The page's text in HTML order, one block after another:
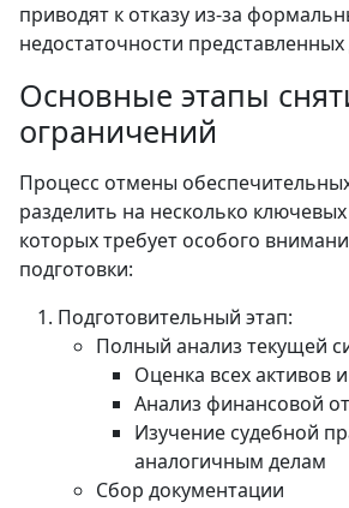
приводят к отказу из-за
недостаточности представленных
Основные этапы
ограничений
Процесс отмены
разделить на несколько
которых требует особого
подготовки:
Подготовительный этап:
Полный анализ текущей
Оценка всех активов
Анализ финансовой
Изучение судебной
аналогичным делам
Сбор документации